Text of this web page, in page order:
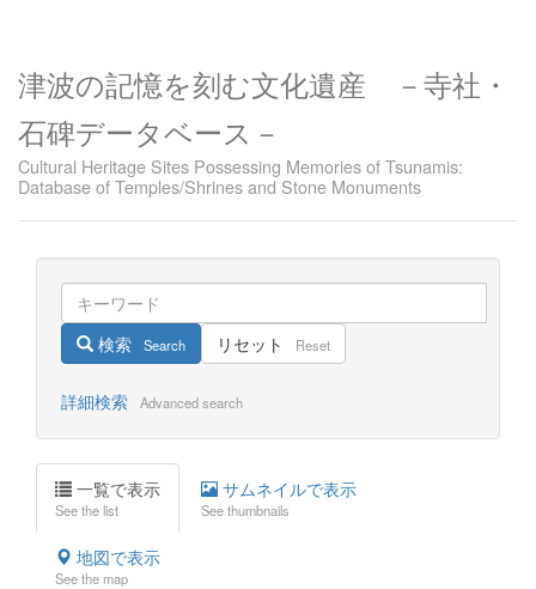
津波の記憶を刻む文化遺産 －寺社・
石碑データベース－
Cultural Heritage Sites Possessing Memories of Tsunamis:
Database of Temples/Shrines and Stone Monuments
検索 Search リセット Reset
詳細検索 Advanced search
一覧で表示
See the list
サムネイルで表示
See thumbnails
地図で表示
See the map